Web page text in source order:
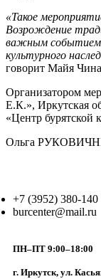
«Такое
Возрождение
важным событием
культурного
говорит Майя
Организатором
Е.К.», Иркутская
«Центр бурятской
Ольга
+7 (3952) 380-140
burcenter@mail.ru
ПН–ПТ 9:00–18:00
г. Иркутск, ул.